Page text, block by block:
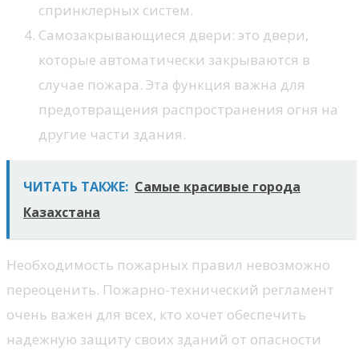
спринклерных систем.
Самозакрывающиеся двери: это двери,
которые автоматически закрываются в
случае пожара. Эта функция важна для
предотвращения распространения огня на
другие части здания.
ЧИТАТЬ ТАКЖЕ: Самые красивые города
Казахстана
Необходимость пожарных правил невозможно
переоценить. Пожарно-технический регламент
очень важен для всех, кто хочет обеспечить
надежную защиту своих зданий от опасности